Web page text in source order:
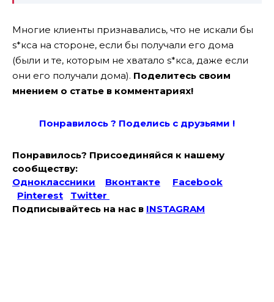
Многие клиенты признавались, что не искали бы
s*кса на стороне, если бы получали его дома
(были и те, которым не хватало s*кса, даже если
они его получали дома). Поделитесь своим
мнением о статье в комментариях!
Понравилось ? Поделись с друзьями !
Понравилось? Присоединяйся к нашему
сообществу:
Одноклассники
Вконтакте
Facebook
Pinterest
Twitter
Подписывайтесь на наc в INSTAGRAM